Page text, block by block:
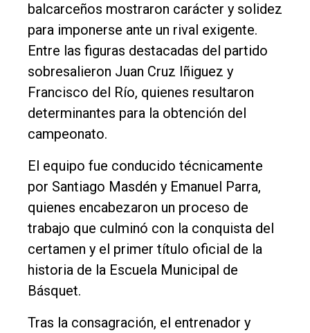
balcarceños mostraron carácter y solidez
para imponerse ante un rival exigente.
Entre las figuras destacadas del partido
sobresalieron Juan Cruz Iñiguez y
Francisco del Río, quienes resultaron
determinantes para la obtención del
campeonato.
El equipo fue conducido técnicamente
por Santiago Masdén y Emanuel Parra,
quienes encabezaron un proceso de
trabajo que culminó con la conquista del
certamen y el primer título oficial de la
historia de la Escuela Municipal de
Básquet.
Tras la consagración, el entrenador y